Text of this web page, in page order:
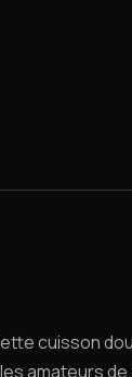
cuisson
amateurs